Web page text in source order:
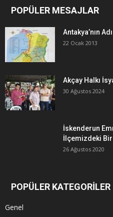
POPÜLER MESAJLAR
Antakya’nın
22 Ocak 2013
Akçay Halkı
30 Ağustos 2024
İskenderun
İlçemizdeki Bir
26 Ağustos 2020
POPÜLER KATEGORİLER
Genel